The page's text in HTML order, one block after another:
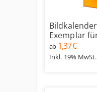
Exemplar
ab 1,37 €
Inkl. 19% MwSt.